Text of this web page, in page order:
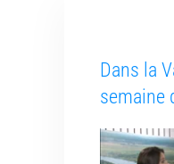
Dans la
semaine